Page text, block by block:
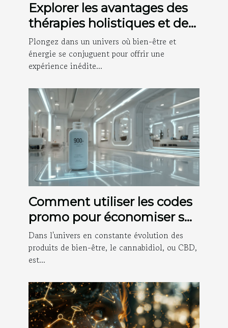
Explorer les avantages des
thérapies holistiques et des
massages énergétiques
Plongez dans un univers où bien-être et
énergie se conjuguent pour offrir une
expérience inédite...
Comment utiliser les codes
promo pour économiser sur
les produits CBD en 2025
Dans l'univers en constante évolution des
produits de bien-être, le cannabidiol, ou CBD,
est...